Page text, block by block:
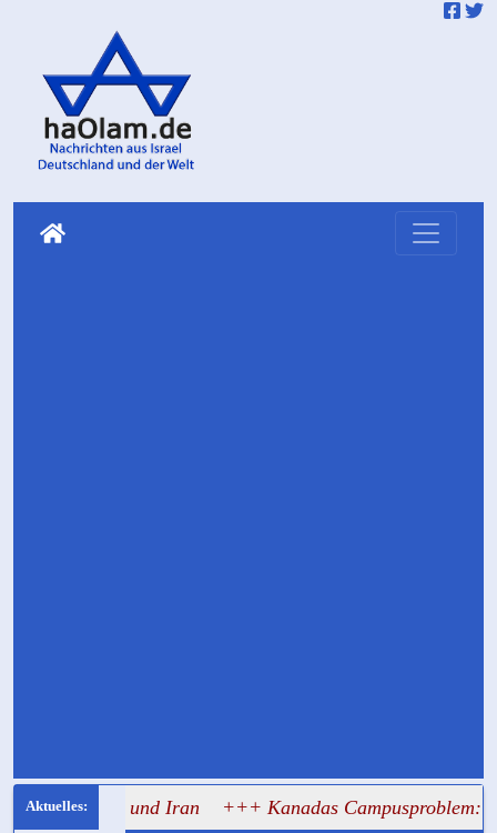
und Iran +++ Kanadas Campusproblem: 96 Prozent